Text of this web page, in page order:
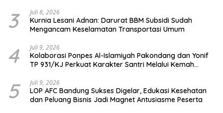
3 Juli 8, 2026
Kurnia Lesani Adnan: Darurat BBM Subsidi Sudah
Mengancam Keselamatan Transportasi Umum
4 Juli 9, 2026
Kolaborasi Ponpes Al-Islamiyah Pakondang dan Yonif
TP 931/KJ Perkuat Karakter Santri Melalui Kemah
5 Juli 9, 2026
LOP AFC Bandung Sukses Digelar, Edukasi Kesehatan
dan Peluang Bisnis Jadi Magnet Antusiasme Peserta